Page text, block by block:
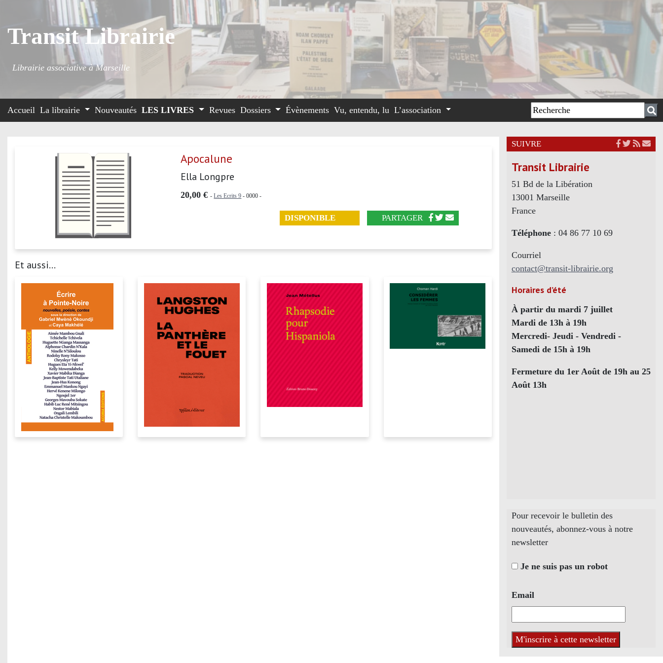
Transit Librairie
Librairie associative à Marseille
Accueil La librairie Nouveautés LES LIVRES Revues Dossiers Évènements Vu, entendu, lu L’association
Apocalune
Ella Longpre
20,00 € -Les Ecrits 9 - 0000 -
DISPONIBLE PARTAGER
Et aussi...
SUIVRE
Transit Librairie
51 Bd de la Libération
13001 Marseille
France
Téléphone: 04 86 77 10 69
Courriel
contact@transit-librairie.org
Horaires d’été
À partir du mardi 7 juillet
Mardi de 13h à 19h
Mercredi- Jeudi - Vendredi -
Samedi de 15h à 19h
Fermeture du 1er Août de 19h au 25
Août 13h
Pour recevoir le bulletin des
nouveautés, abonnez-vous à notre
newsletter
Je ne suis pas un robot
Email